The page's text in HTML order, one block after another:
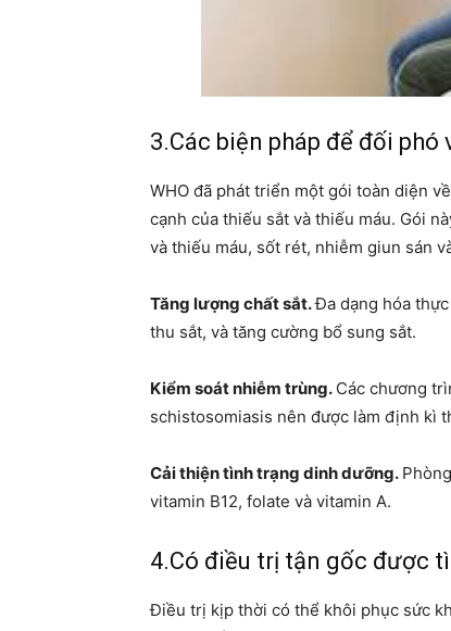
3.Các biện pháp để đối
WHO đã phát triển một gói toàn diện
cạnh của thiếu sắt và thiếu máu. Gói
và thiếu máu, sốt rét, nhiễm giun sán
Tăng lượng chất sắt.Đa dạng hóa
thu sắt, và tăng cường bổ sung sắt.
Kiểm soát nhiễm trùng. Các chương
schistosomiasis nên được làm định kì
Cải thiện tình trạng dinh dưỡng.
vitamin B12, folate và vitamin A.
4.Có điều trị tận gốc được
Điều trị kịp thời có thể khôi phục sức